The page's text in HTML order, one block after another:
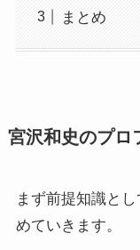
まとめ
宮沢和史のプロ
まず前提知識と
めていきます。